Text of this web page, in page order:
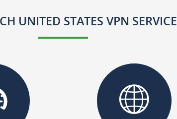
UNITED STATES VPN SERVICE